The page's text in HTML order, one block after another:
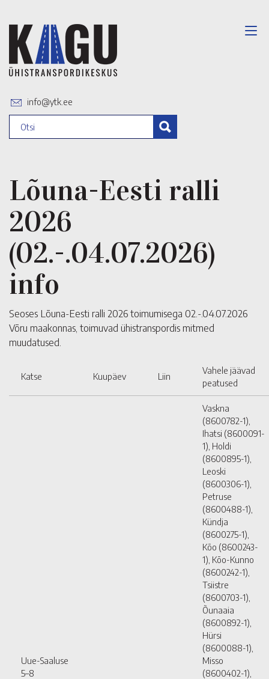
info@ytk.ee
Lõuna-Eesti ralli
2026
(02.-.04.07.2026)
info
Seoses Lõuna-Eesti ralli 2026 toimumisega 02.-.04.07.2026
Võru maakonnas, toimuvad ühistranspordis mitmed
muudatused.
Katse Kuupäev Liin
Vahele jäävad
peatused
Uue-Saaluse
5–8
Vaskna
(8600782-1),
Ihatsi (8600091-
1), Holdi
(8600895-1),
Leoski
(8600306-1),
Petruse
(8600488-1),
Kündja
(8600275-1),
Kõo (8600243-
1), Kõo-Kunno
(8600242-1),
Tsiistre
(8600703-1),
Õunaaia
(8600892-1),
Hürsi
(8600088-1),
Misso
(8600402-1),